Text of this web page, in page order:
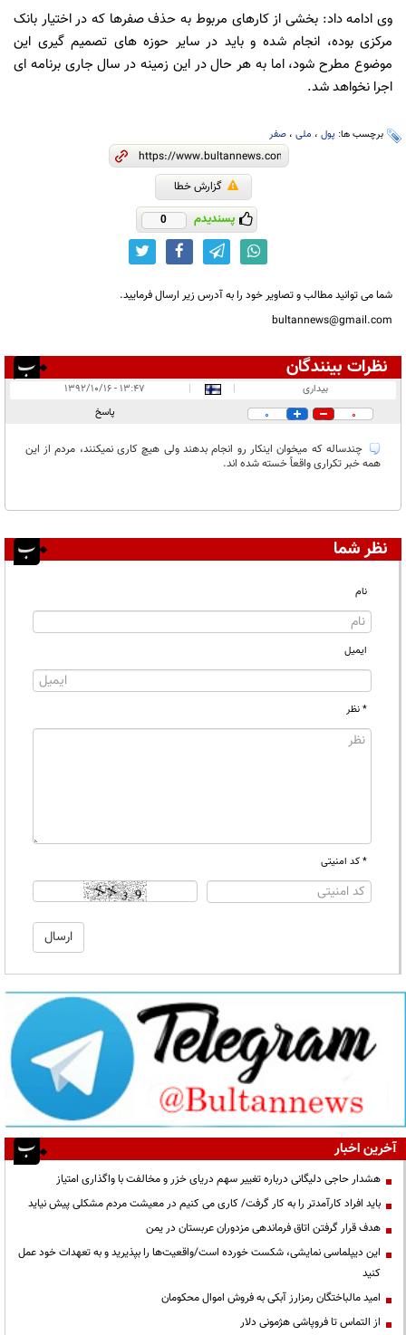
وی ادامه داد: بخشی از کارهای مربوط به حذف صفرها که در اختیار بانک
مرکزی بوده، انجام شده و باید در سایر حوزه های تصمیم گیری این
موضوع مطرح شود، اما به هر حال در این زمینه در سال جاری برنامه ای
اجرا نخواهد شد.
برچسب ها: پول ، ملی ، صفر
گزارش خطا
پسندیدم 0
شما می توانید مطالب و تصاویر خود را به آدرس زیر ارسال فرمایید.
bultannews@gmail.com
نظرات بینندگان
در انتظار بررسی:۱
بیداری |
|
۱۳:۴۷ - ۱۳۹۲/۱۰/۱۶
0
0 پاسخ
چندساله که میخوان اینکار رو انجام بدهند ولی هیچ کاری نمیکنند، مردم از این
همه خبر تکراری واقعاً خسته شده اند.
نظر شما
نام
ایمیل
* نظر
* کد امنیتی
آخرین اخبار
هشدار حاجی دلیگانی درباره تغییر سهم دریای خزر و مخالفت با واگذاری امتیاز
باید افراد کارآمدتر را به کار گرفت/ کاری می کنیم در معیشت مردم مشکلی پیش نیاید
هدف قرار گرفتن اتاق‌ فرماندهی مزدوران عربستان در یمن
این دیپلماسی نمایشی، شکست خورده است/واقعیت‌ها را بپذیرید و به تعهدات خود عمل
کنید
امید مالباختگان رمزارز آبکی به فروش اموال محکومان
از التماس تا فروپاشی هژمونی دلار